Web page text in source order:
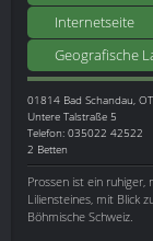
Internetseite
Geografische
01814 Bad Schandau,
Untere Talstraße 5
Telefon: 035022 42522
2 Betten
Prossen ist ein
Liliensteines, mit Blick
Böhmische Schweiz.